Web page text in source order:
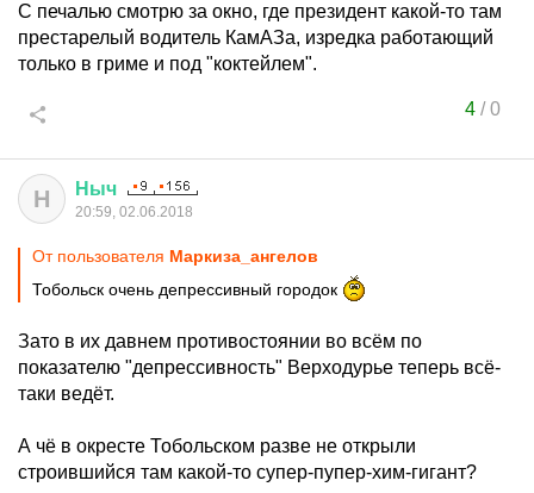
С печалью смотрю за окно, где президент какой-то там
престарелый водитель КамАЗа, изредка работающий
только в гриме и под "коктейлем".
4/0
Н Ныч
20:59, 02.06.2018
От пользователя Маркиза_ангелов
Тобольск очень депрессивный городок
Зато в их давнем противостоянии во всём по
показателю "депрессивность" Верходурье теперь всё-
таки ведёт.
А чё в окресте Тобольском разве не открыли
строившийся там какой-то супер-пупер-хим-гигант?